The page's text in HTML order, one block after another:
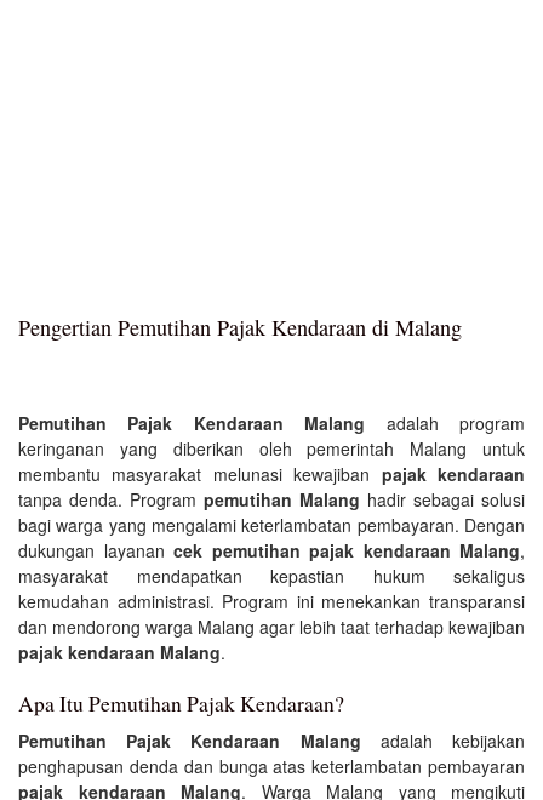
Pengertian Pemutihan Pajak Kendaraan di Malang
Pemutihan Pajak Kendaraan Malang adalah program
keringanan yang diberikan oleh pemerintah Malang untuk
membantu masyarakat melunasi kewajiban pajak kendaraan
tanpa denda. Program pemutihan Malang hadir sebagai solusi
bagi warga yang mengalami keterlambatan pembayaran. Dengan
dukungan layanan cek pemutihan pajak kendaraan Malang,
masyarakat mendapatkan kepastian hukum sekaligus
kemudahan administrasi. Program ini menekankan transparansi
dan mendorong warga Malang agar lebih taat terhadap kewajiban
pajak kendaraan Malang.
Apa Itu Pemutihan Pajak Kendaraan?
Pemutihan Pajak Kendaraan Malang adalah kebijakan
penghapusan denda dan bunga atas keterlambatan pembayaran
pajak kendaraan Malang. Warga Malang yang mengikuti